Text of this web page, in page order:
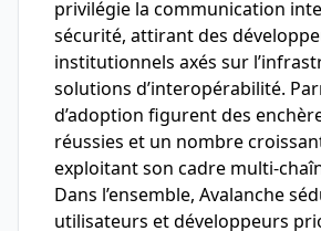
privilégie la communication
sécurité, attirant des
institutionnels axés sur
solutions d’interopérabilité.
d’adoption figurent des
réussies et un nombre
exploitant son cadre multi-
Dans l’ensemble, Avalanche
utilisateurs et développeurs